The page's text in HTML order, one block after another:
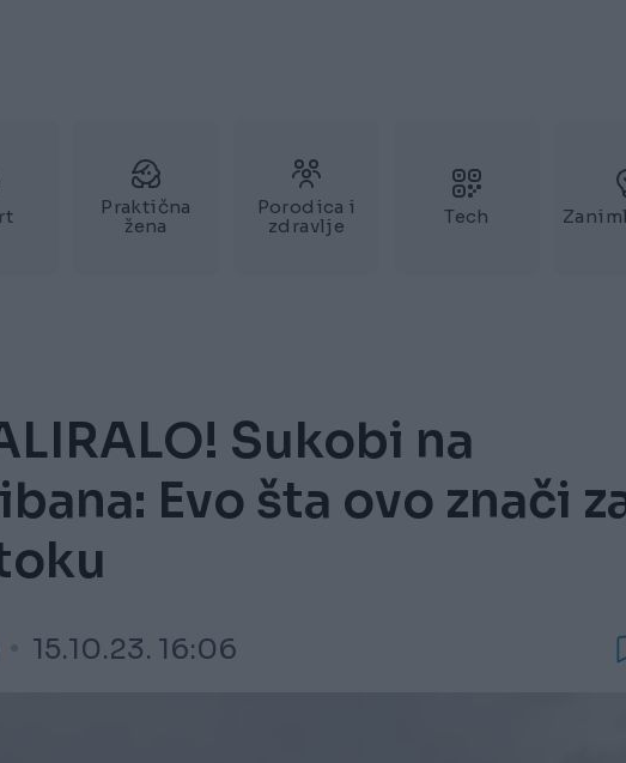
Praktična
žena
Porodica i
zdravlje
Tech
Sukobi na
Evo šta ovo znači
15.10.23. 16:06